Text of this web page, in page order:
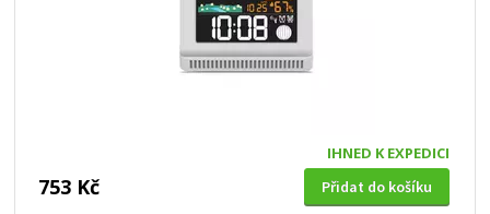
IHNED K EXPEDICI
753 Kč
Přidat do košíku